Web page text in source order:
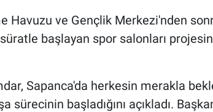
Havuzu ve Gençlik Merkezi'nden
başlayan spor salonları
Sapanca'da herkesin merakla
sürecinin başladığını açıkladı.